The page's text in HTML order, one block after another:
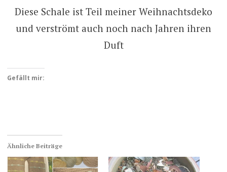
Diese Schale ist Teil meiner Weihnachtsdeko
und verströmt auch noch nach Jahren ihren
Duft
Gefällt mir:
Ähnliche Beiträge